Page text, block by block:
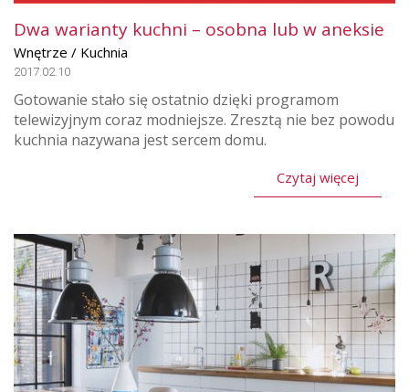
Dwa warianty kuchni – osobna lub w aneksie
Wnętrze / Kuchnia
2017.02.10
Gotowanie stało się ostatnio dzięki programom
telewizyjnym coraz modniejsze. Zresztą nie bez powodu
kuchnia nazywana jest sercem domu.
Czytaj więcej